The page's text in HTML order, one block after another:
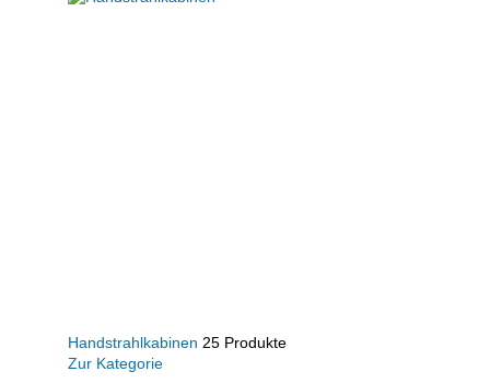
Handstrahlkabinen 25 Produkte
Zur Kategorie